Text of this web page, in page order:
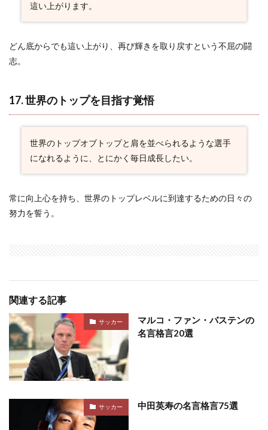
這い上がります。
どん底からでも這い上がり、再び輝きを取り戻すという不屈の闘
志。
17. 世界のトップを目指す覚悟
世界のトップオブトップと肩を並べられるような選手
になれるように、とにかく毎日成長したい。
常に向上心を持ち、世界のトップレベルに到達するための日々の
努力を誓う。
関連する記事
サッカー
マルコ・ファン・バステンの
名言格言20選
サッカー 中田英寿の名言格言75選